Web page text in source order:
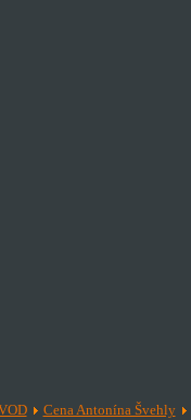
Cena Antonína Švehly